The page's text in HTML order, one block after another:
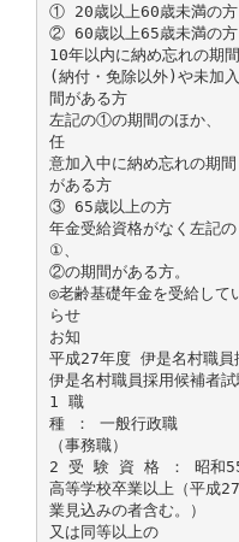
① 20歳以上60歳未満の方
② 60歳以上65歳未満の方
10年以内に納め忘れの期間
(納付・免除以外)や未加
間がある方
左記の①の期間のほか、
任
意加入中に納め忘れの期間
がある方
③ 65歳以上の方
年金受給資格がなく左記の
①、
②の期間がある方。
◎老齢基礎年金を受給して
らせ
お知
平成27年度 伊是名村職員
伊是名村職員採用候補者試
1 職
種 ： 一般行政職
（事務職）
2 受 験 資 格 ： 昭和55
高等学校卒業以上（平成
業見込みの者含む。）
又は同等以上の